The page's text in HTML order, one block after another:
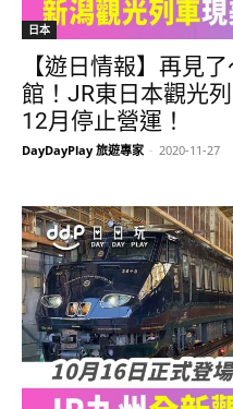
日本
【遊日情報】再見
館！JR東日本觀光
12月停止營運！
DayDayPlay 旅遊專家 - 2020-11-27